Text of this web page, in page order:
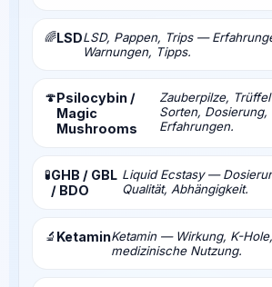
🌈LSDLSD, Pappen, Trips —
Warnungen, Tipps.
🍄Psilocybin /
Magic
Mushrooms
Zauberpilze,
Sorten, Dosierung,
Erfahrungen.
🧪GHB / GBL
/ BDO
Liquid Ecstasy —
Qualität, Abhängigkeit.
🔬 KetaminKetamin — Wirkung, K-Hole,
medizinische Nutzung.